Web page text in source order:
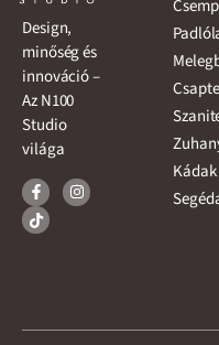
Design,
minőség és
innováció –
Az N100
Studio
világa
Kádak